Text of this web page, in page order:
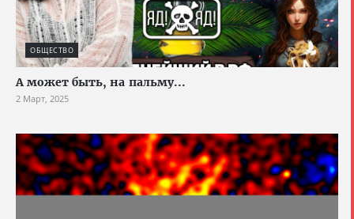
ОБЩЕСТВО
А может быть, на пальму...
2 Март, 2025